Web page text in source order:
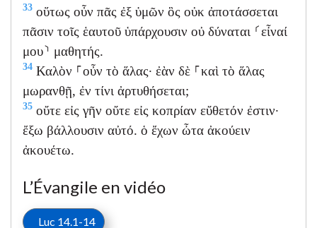
33 οὕτως οὖν πᾶς ἐξ ὑμῶν ὃς οὐκ ἀποτάσσεται
πᾶσιν τοῖς ἑαυτοῦ ὑπάρχουσιν οὐ δύναται ⸂εἶναί
μου⸃ μαθητής.
34 Καλὸν ⸀οὖν τὸ ἅλας· ἐὰν δὲ ⸀καὶ τὸ ἅλας
μωρανθῇ, ἐν τίνι ἀρτυθήσεται;
35 οὔτε εἰς γῆν οὔτε εἰς κοπρίαν εὔθετόν ἐστιν·
ἔξω βάλλουσιν αὐτό. ὁ ἔχων ὦτα ἀκούειν
ἀκουέτω.
L’Évangile en vidéo
Luc 14.1-14